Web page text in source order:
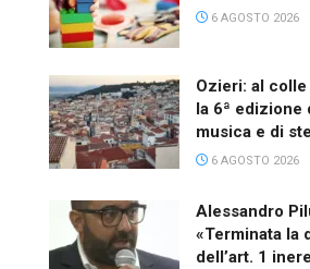
6 AGOSTO 2026
Ozieri: al
la 6ª edizione
musica e di
6 AGOSTO 2026
Alessandro
«Terminata la
dell’art. 1